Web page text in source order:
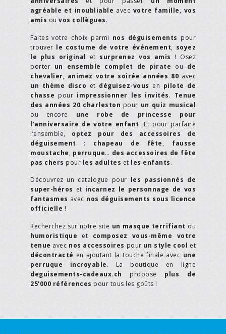
agréable et inoubliable avec votre famille, vos
amis ou vos collègues.
Faites votre choix parmi nos déguisements pour
trouver le costume de votre événement, soyez
le plus original et surprenez vos amis ! Osez
porter un ensemble complet de pirate ou de
chevalier, animez votre soirée années 80 avec
un thème disco et déguisez-vous en pilote de
chasse pour impressionner les invités. Tenue
des années 20 charleston pour un quiz musical
ou encore une robe de princesse pour
l'anniversaire de votre enfant. Et pour parfaire
l’ensemble, optez pour des accessoires de
déguisement : chapeau de fête, fausse
moustache, perruque… des accessoires de fête
pas chers pour les adultes et les enfants.
Découvrez un catalogue pour les passionnés de
super-héros et incarnez le personnage de vos
fantasmes avec nos déguisements sous licence
officielle !
Recherchez sur notre site un masque terrifiant ou
humoristique et composez vous-même votre
tenue avec nos accessoires pour un style cool et
décontracté en ajoutant la touche finale avec une
perruque incroyable. La boutique en ligne
deguisements-cadeaux.ch propose plus de
25'000 références pour tous les goûts !